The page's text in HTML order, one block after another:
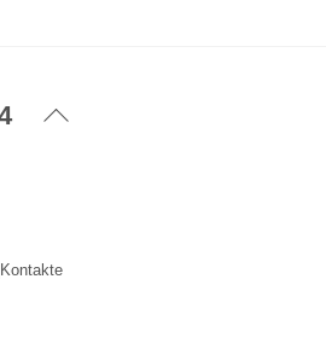
Back
Kontakte